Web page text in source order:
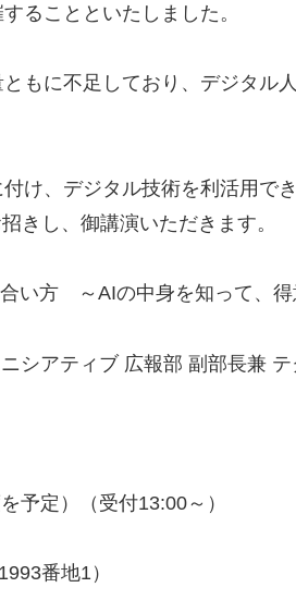
ることといたしました。
もに不足しており、デジタル
け、デジタル技術を利活用で
きし、御講演いただきます。
い方 ～AIの中身を知って、
シアティブ 広報部 副部長兼
予定）（受付13:00～）
番地1）